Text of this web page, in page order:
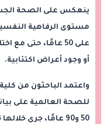
ينعكس على الصحة
مستوى الرفاهية
على 50 عامًا، حتى
أو وجود أعراض اكتئابية.
واعتمد الباحثون من